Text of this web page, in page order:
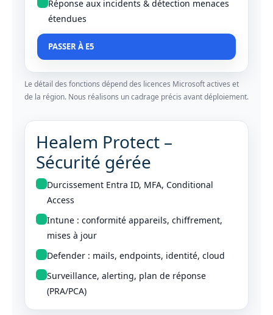
Réponse aux incidents & détection menaces
étendues
PASSER À E5
Le détail des fonctions dépend des licences Microsoft actives et
de la région. Nous réalisons un cadrage précis avant déploiement.
Healem Protect –
Sécurité gérée
Durcissement Entra ID, MFA, Conditional
Access
Intune : conformité appareils, chiffrement,
mises à jour
Defender : mails, endpoints, identité, cloud
Surveillance, alerting, plan de réponse
(PRA/PCA)